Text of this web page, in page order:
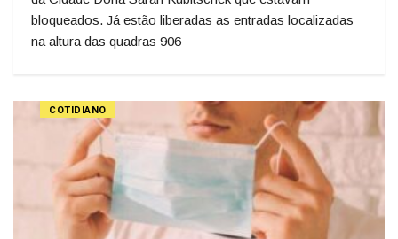
bloqueados. Já estão liberadas as entradas localizadas
na altura das quadras 906
COTIDIANO